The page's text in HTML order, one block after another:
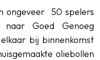
ongeveer 50 spelers
Goed Genoeg
bij binnenkomst
oliebollen